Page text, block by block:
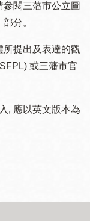
閱三藩市公立圖
部分。
提出及表達的觀
或三藩市官
, 應以英文版本為